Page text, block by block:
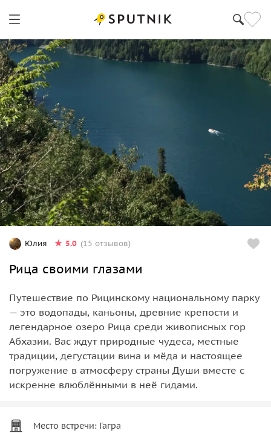
Юлия 5.0 (15 отзывов)
Рица своими глазами
Путешествие по Рицинскому национальному парку
— это водопады, каньоны, древние крепости и
легендарное озеро Рица среди живописных гор
Абхазии. Вас ждут природные чудеса, местные
традиции, дегустации вина и мёда и настоящее
погружение в атмосферу страны Души вместе с
искренне влюблёнными в неё гидами.
Место встречи: Гагра